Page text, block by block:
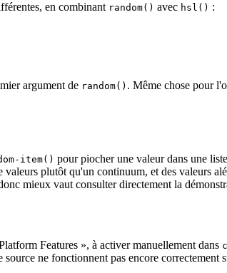
en combinant random() avec hsl() :
argument de random() . Même chose pour
item() pour piocher une valeur dans une
plutôt qu'un continuum, et des valeurs
mieux vaut consulter directement la
Features », à activer manuellement dans
ne fonctionnent pas encore correctement